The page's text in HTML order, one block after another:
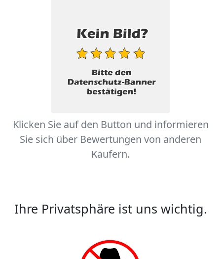
Klicken Sie auf den Button und informieren
Sie sich über Bewertungen von anderen
Käufern.
Ihre Privatsphäre ist uns wichtig.